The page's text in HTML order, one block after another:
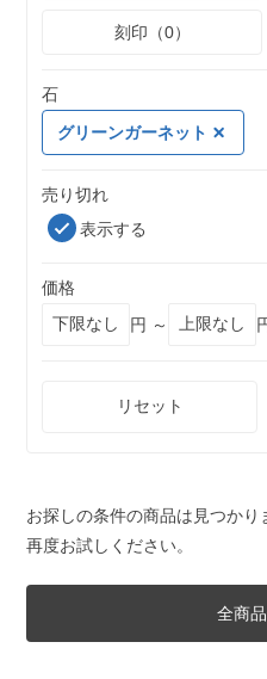
刻印（0）
石
グリーンガーネット
売り切れ
表示する
価格
円 ～
リセット
お探しの条件の商品は見つか
再度お試しください。
全商